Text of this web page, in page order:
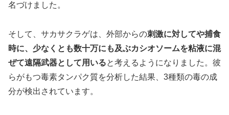
名づけました。
そして、サカサクラゲは、外部からの刺激に対してや捕食
時に、少なくとも数十万にも及ぶカシオソームを粘液に混
ぜて遠隔武器として用いると考えるようになりました。彼
らがもつ毒素タンパク質を分析した結果、3種類の毒の成
分が検出されています。